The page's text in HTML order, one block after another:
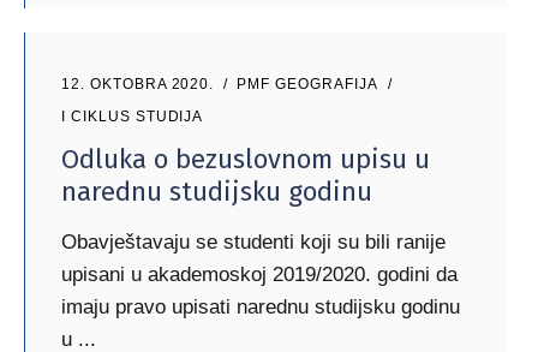
12. OKTOBRA 2020.
PMF GEOGRAFIJA
I CIKLUS STUDIJA
Odluka o bezuslovnom upisu u
narednu studijsku godinu
Obavještavaju se studenti koji su bili ranije
upisani u akademoskoj 2019/2020. godini da
imaju pravo upisati narednu studijsku godinu
u